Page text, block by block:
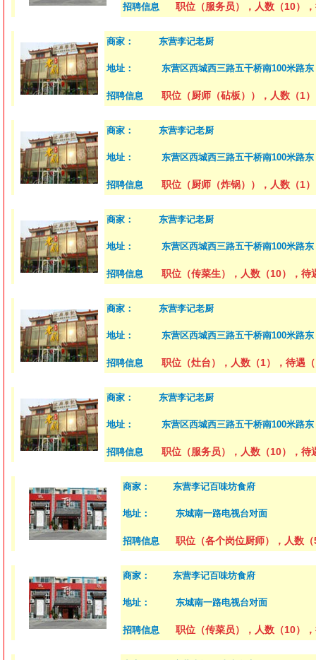
招聘信息 职位（服务员），人数（10）
商家： 东营李记老厨
地址： 东营区西城西三路五干桥南100米路东
招聘信息 职位（厨师（砧板）），人数（1
商家： 东营李记老厨
地址： 东营区西城西三路五干桥南100米路东
招聘信息 职位（厨师（炸锅）），人数（1
商家： 东营李记老厨
地址： 东营区西城西三路五干桥南100米路东
招聘信息 职位（传菜生），人数（10），待
商家： 东营李记老厨
地址： 东营区西城西三路五干桥南100米路东
招聘信息 职位（灶台），人数（1），待遇
商家： 东营李记老厨
地址： 东营区西城西三路五干桥南100米路东
招聘信息 职位（服务员），人数（10），待
商家： 东营李记百味坊食府
地址： 东城南一路电视台对面
招聘信息 职位（各个岗位厨师），人数
商家： 东营李记百味坊食府
地址： 东城南一路电视台对面
招聘信息 职位（传菜员），人数（10）